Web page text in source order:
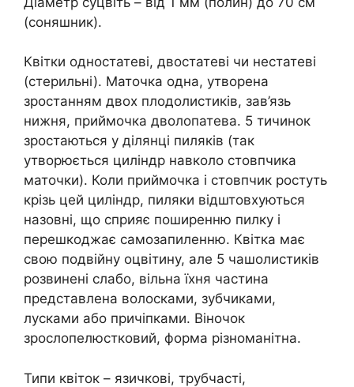
(соняшник).
Квітки одностатеві, двостатеві чи нестатеві
(стерильні). Маточка одна, утворена
зростанням двох плодолистиків, зав’язь
нижня, приймочка дволопатева. 5 тичинок
зростаються у ділянці пиляків (так
утворюється циліндр навколо стовпчика
маточки). Коли приймочка і стовпчик ростуть
крізь цей циліндр, пиляки відштовхуються
назовні, що сприяє поширенню пилку і
перешкоджає самозапиленню. Квітка має
свою подвійну оцвітину, але 5 чашолистиків
розвинені слабо, вільна їхня частина
представлена волосками, зубчиками,
лусками або причіпками. Віночок
зрослопелюстковий, форма різноманітна.
Типи квіток – язичкові, трубчасті,